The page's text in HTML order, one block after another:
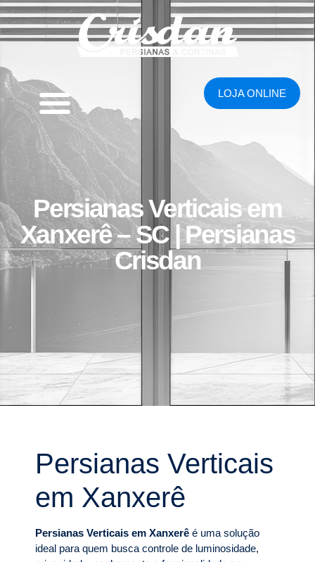
LOJA ONLINE
Persianas Verticais em
Xanxerê – SC | Persianas
Crisdan
Persianas Verticais
em Xanxerê
Persianas Verticais em Xanxerê é uma solução
ideal para quem busca controle de luminosidade,